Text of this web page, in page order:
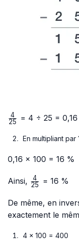
\frac{4}
25
4 = 4 ÷ 25 = 0,16
En multipliant
0,16 × 100 = 16 %
Ainsi, \frac{4}
25
4 = 16 %
De même, en
exactement le
4 × 100 = 400